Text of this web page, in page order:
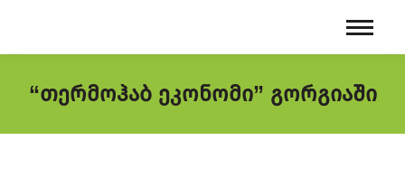
“თერმოჰაბ ეკონომი” გორგიაში